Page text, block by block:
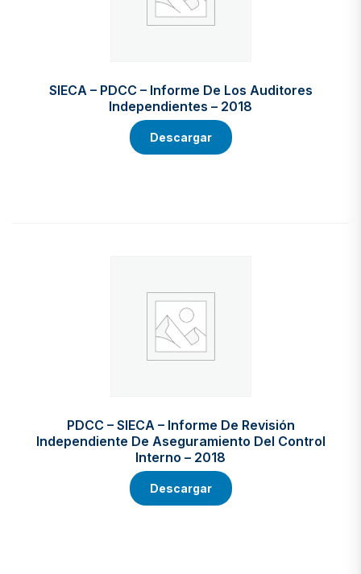
SIECA – PDCC – Informe De Los Auditores
Independientes – 2018
Descargar
PDCC – SIECA – Informe De Revisión
Independiente De Aseguramiento Del Control
Interno – 2018
Descargar